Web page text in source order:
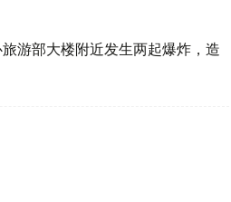
游部大楼附近发生两起爆炸，造